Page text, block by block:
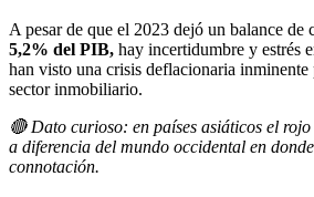
A pesar de que el 2023 dejó un balance de
5,2% del PIB, hay incertidumbre y estrés
han visto una crisis deflacionaria inminente
sector inmobiliario.
🔴 Dato curioso: en países asiáticos el
a diferencia del mundo occidental en
connotación.